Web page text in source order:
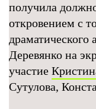
получила
откровением с
Деревянко на
участие
Сутулова,